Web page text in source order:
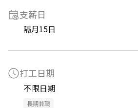
支薪日
隔月15日
打工日期
不限日期
長期兼職